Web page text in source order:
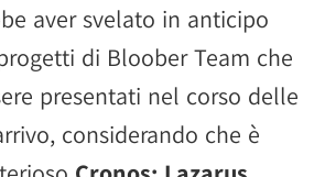
aver svelato in anticipo
di Bloober Team che
presentati nel corso delle
considerando che è